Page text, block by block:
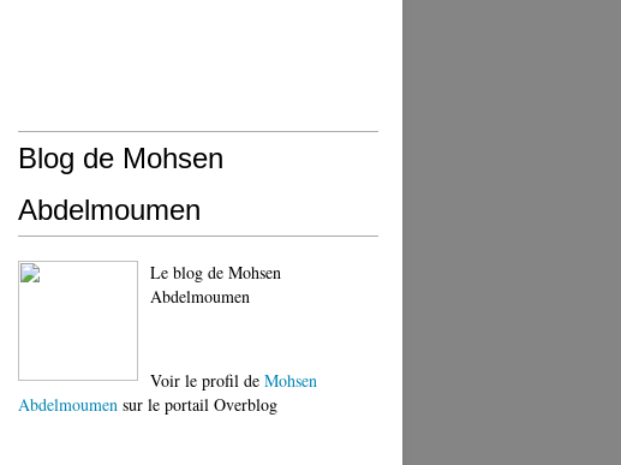
Blog de Mohsen
Abdelmoumen
Le blog de Mohsen
Abdelmoumen
Voir le profil de Mohsen
Abdelmoumen sur le portail Overblog